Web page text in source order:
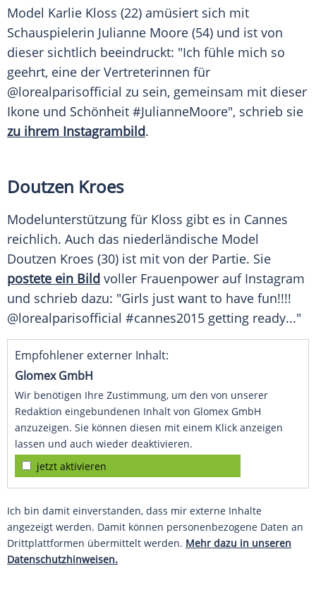
Model Karlie Kloss (22) amüsiert sich mit
Schauspielerin Julianne Moore (54) und ist von
dieser sichtlich beeindruckt: "Ich fühle mich so
geehrt, eine der Vertreterinnen für
@lorealparisofficial zu sein, gemeinsam mit dieser
Ikone und Schönheit #JulianneMoore", schrieb sie
zu ihrem Instagrambild.
Doutzen Kroes
Modelunterstützung für Kloss gibt es in Cannes
reichlich. Auch das niederländische Model
Doutzen Kroes (30) ist mit von der Partie. Sie
postete ein Bild voller Frauenpower auf Instagram
und schrieb dazu: "Girls just want to have fun!!!!
@lorealparisofficial #cannes2015 getting ready..."
Empfohlener externer Inhalt:
Glomex GmbH
Wir benötigen Ihre Zustimmung, um den von unserer
Redaktion eingebundenen Inhalt von Glomex GmbH
anzuzeigen. Sie können diesen mit einem Klick anzeigen
lassen und auch wieder deaktivieren.
jetzt aktivieren
Ich bin damit einverstanden, dass mir externe Inhalte
angezeigt werden. Damit können personenbezogene Daten an
Drittplattformen übermittelt werden. Mehr dazu in unseren
Datenschutzhinweisen.